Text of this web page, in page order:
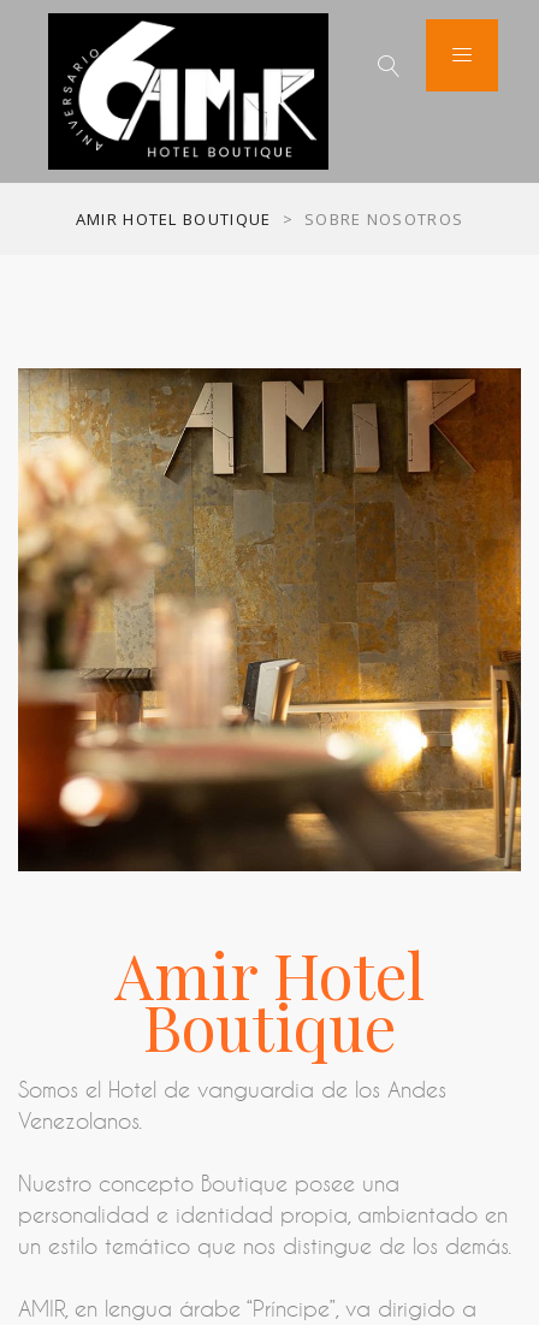
AMIR HOTEL BOUTIQUE > SOBRE NOSOTROS
Amir Hotel
Boutique
Somos el Hotel de vanguardia de los Andes
Venezolanos.
Nuestro concepto Boutique posee una
personalidad e identidad propia, ambientado en
un estilo temático que nos distingue de los demás.
AMIR, en lengua árabe “Príncipe”, va dirigido a